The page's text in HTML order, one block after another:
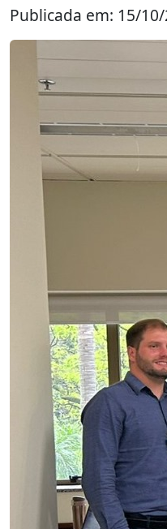
Publicada em: 15/